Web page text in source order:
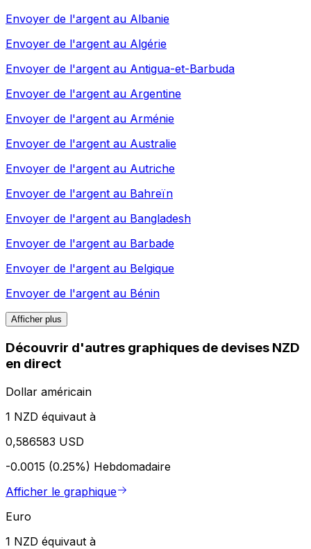
Envoyer de l'argent au Albanie
Envoyer de l'argent au Algérie
Envoyer de l'argent au Antigua-et-Barbuda
Envoyer de l'argent au Argentine
Envoyer de l'argent au Arménie
Envoyer de l'argent au Australie
Envoyer de l'argent au Autriche
Envoyer de l'argent au Bahreïn
Envoyer de l'argent au Bangladesh
Envoyer de l'argent au Barbade
Envoyer de l'argent au Belgique
Envoyer de l'argent au Bénin
Afficher plus
Découvrir d'autres graphiques de devises NZD
en direct
Dollar américain
1 NZD équivaut à
0,586583 USD
-0.0015 (0.25%) Hebdomadaire
Afficher le graphique
Euro
1 NZD équivaut à